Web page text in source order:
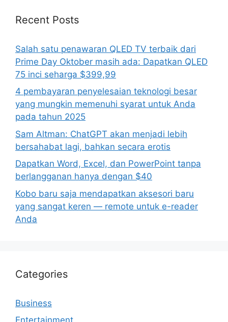
Recent Posts
Salah satu penawaran QLED TV terbaik dari
Prime Day Oktober masih ada: Dapatkan QLED
75 inci seharga $399,99
4 pembayaran penyelesaian teknologi besar
yang mungkin memenuhi syarat untuk Anda
pada tahun 2025
Sam Altman: ChatGPT akan menjadi lebih
bersahabat lagi, bahkan secara erotis
Dapatkan Word, Excel, dan PowerPoint tanpa
berlangganan hanya dengan $40
Kobo baru saja mendapatkan aksesori baru
yang sangat keren — remote untuk e-reader
Anda
Categories
Business